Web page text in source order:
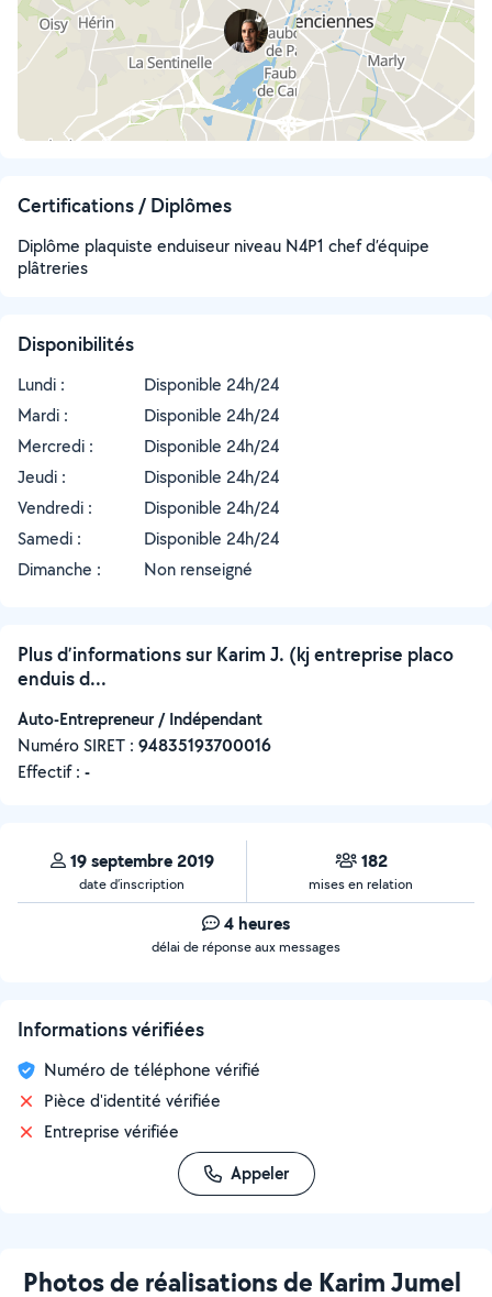
Certifications / Diplômes
Diplôme plaquiste enduiseur niveau N4P1 chef d’équipe
plâtreries
Disponibilités
Lundi :
Disponible 24h/24
Mardi :
Disponible 24h/24
Mercredi :
Disponible 24h/24
Jeudi :
Disponible 24h/24
Vendredi :
Disponible 24h/24
Samedi :
Disponible 24h/24
Dimanche :
Non renseigné
Plus d’informations sur Karim J. (kj entreprise placo
enduis d...
Auto-Entrepreneur / Indépendant
Numéro SIRET : ‍94835193700016
Effectif : -
19 septembre 2019
date d’inscription
182
mises en relation
4 heures
délai de réponse aux messages
Informations vérifiées
Numéro de téléphone vérifié
Pièce d'identité vérifiée
Entreprise vérifiée
Appeler
Photos de réalisations de Karim Jumel